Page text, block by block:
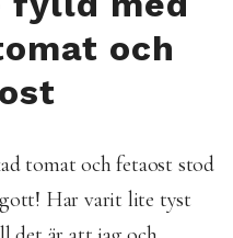
och
tomat och fetaost stod
Har varit lite tyst